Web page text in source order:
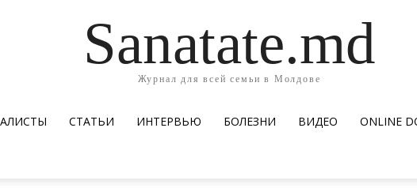
Sanatate.md
Журнал для всей семьи в Молдове
СТАТЬИ ИНТЕРВЬЮ БОЛЕЗНИ ВИДЕО ОNLINE